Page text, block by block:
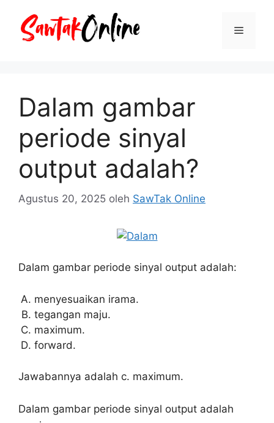
Menu
Dalam gambar
periode sinyal
output adalah?
Agustus 20, 2025 oleh SawTak Online
Dalam gambar periode sinyal output adalah:
menyesuaikan irama.
tegangan maju.
maximum.
forward.
Jawabannya adalah c. maximum.
Dalam gambar periode sinyal output adalah